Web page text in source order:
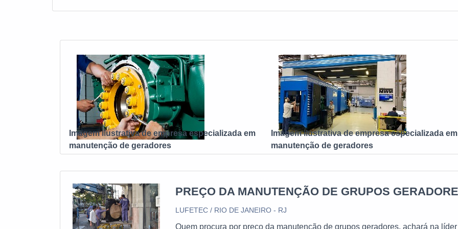
Imagem ilustrativa de empresa especializada em
manutenção de geradores
Imagem ilustrativa de empresa especializada em
manutenção de geradores
PREÇO DA MANUTENÇÃO DE GRUPOS
LUFETEC / RIO DE JANEIRO - RJ
Quem procura por preço da manutenção de grupos geradores, achará na